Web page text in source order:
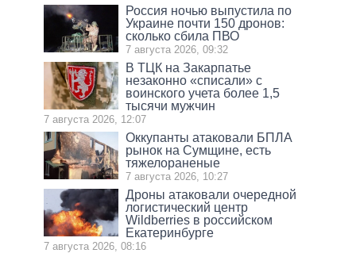
Россия ночью выпустила по
Украине почти 150 дронов:
сколько сбила ПВО
7 августа 2026, 09:32
В ТЦК на Закарпатье
незаконно «списали» с
воинского учета более 1,5
тысячи мужчин
7 августа 2026, 12:07
Оккупанты атаковали БПЛА
рынок на Сумщине, есть
тяжелораненые
7 августа 2026, 10:27
Дроны атаковали очередной
логистический центр
Wildberries в российском
Екатеринбурге
7 августа 2026, 08:16